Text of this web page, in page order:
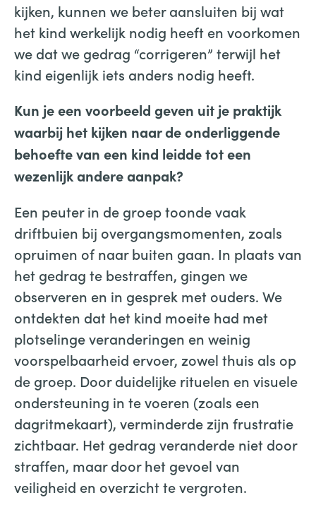
kijken, kunnen we beter aansluiten bij wat
het kind werkelijk nodig heeft en voorkomen
we dat we gedrag “corrigeren” terwijl het
kind eigenlijk iets anders nodig heeft.
Kun je een voorbeeld geven uit je praktijk
waarbij het kijken naar de onderliggende
behoefte van een kind leidde tot een
wezenlijk andere aanpak?
Een peuter in de groep toonde vaak
driftbuien bij overgangsmomenten, zoals
opruimen of naar buiten gaan. In plaats van
het gedrag te bestraffen, gingen we
observeren en in gesprek met ouders. We
ontdekten dat het kind moeite had met
plotselinge veranderingen en weinig
voorspelbaarheid ervoer, zowel thuis als op
de groep. Door duidelijke rituelen en visuele
ondersteuning in te voeren (zoals een
dagritmekaart), verminderde zijn frustratie
zichtbaar. Het gedrag veranderde niet door
straffen, maar door het gevoel van
veiligheid en overzicht te vergroten.